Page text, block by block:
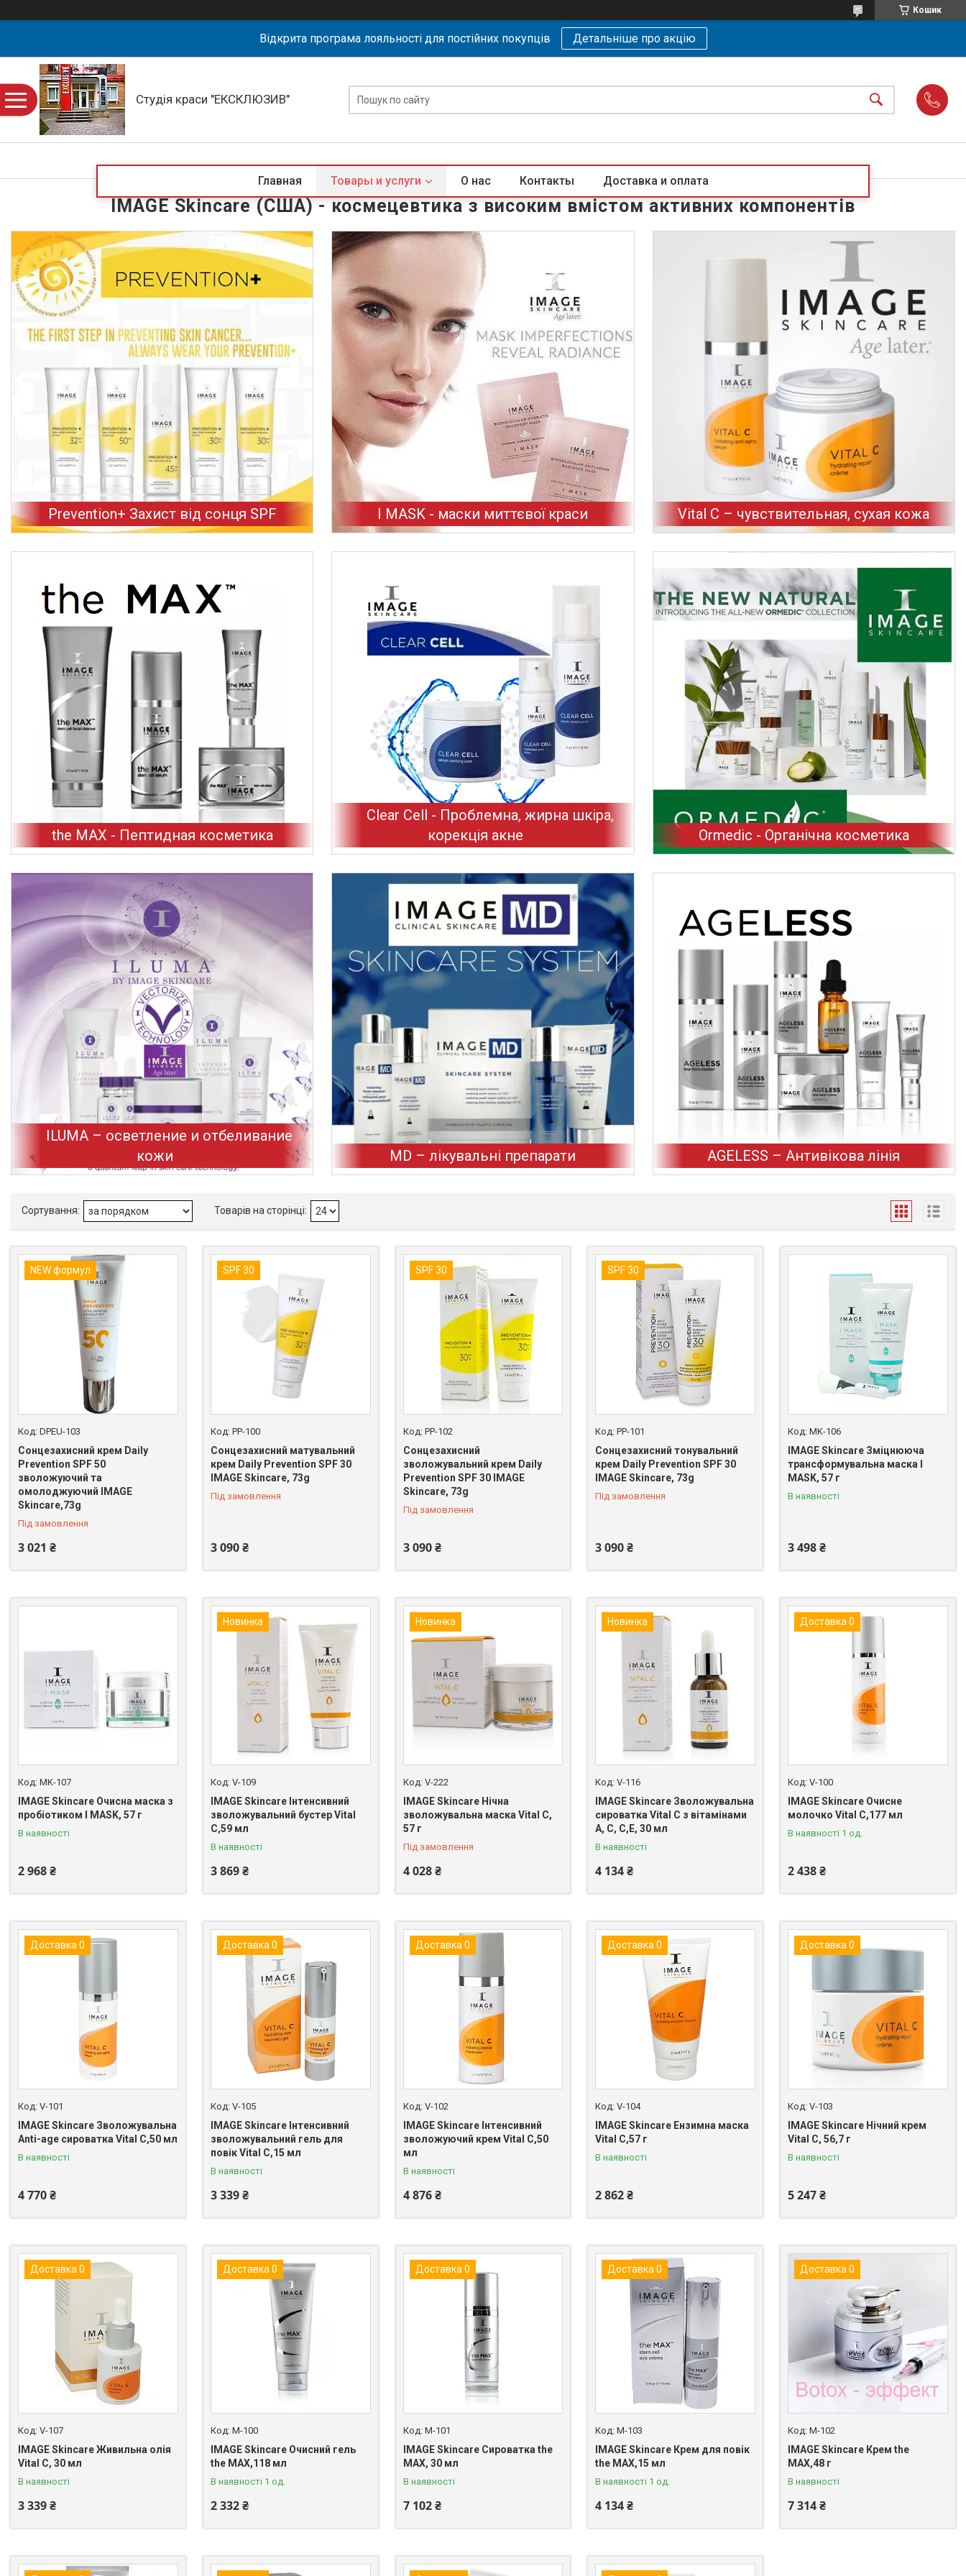
Кошик
Відкрита програма лояльності для постійних покупців Детальніше про акцію
Студія краси "ЕКСКЛЮЗИВ"
Главная Товары и услуги О нас Контакты Доставка и оплата
IMAGE Skincare (США) - космецевтика з високим вмістом активних компонентів
Prevention+ Захист від сонця SPF I MASK - маски миттєвої краси Vital C – чувствительная, сухая кожа
the MAX - Пептидная косметика
Clear Cell - Проблемна, жирна шкіра,
корекція акне
Ormedic - Органічна косметика
ILUMA – осветление и отбеливание
кожи
MD – лікувальні препарати AGELESS – Антивікова лінія
NEW формул
DPEU-103
Сонцезахисний крем Daily
Prevention SPF 50
зволожуючий та
омолоджуючий IMAGE
Skincare,73g
Під замовлення
3 021 ₴
SPF 30
PP-100
Сонцезахисний матувальний
крем Daily Prevention SPF 30
IMAGE Skincare, 73g
Під замовлення
3 090 ₴
SPF 30
PP-102
Сонцезахисний
зволожувальний крем Daily
Prevention SPF 30 IMAGE
Skincare, 73g
Під замовлення
3 090 ₴
SPF 30
PP-101
Сонцезахисний тонувальний
крем Daily Prevention SPF 30
IMAGE Skincare, 73g
Під замовлення
3 090 ₴
MK-106
IMAGE Skincare Зміцнююча
трансформувальна маска I
MASK, 57 г
В наявності
3 498 ₴
MK-107
IMAGE Skincare Очисна маска з
пробіотиком I MASK, 57 г
В наявності
2 968 ₴
Новинка
V-109
IMAGE Skincare Інтенсивний
зволожувальний бустер Vital
C,59 мл
В наявності
3 869 ₴
Новинка
V-222
IMAGE Skincare Нічна
зволожувальна маска Vital C,
57 г
Під замовлення
4 028 ₴
Новинка
V-116
IMAGE Skincare Зволожувальна
сироватка Vital C з вітамінами
A, C, C,E, 30 мл
В наявності
4 134 ₴
Доставка 0
V-100
IMAGE Skincare Очисне
молочко Vital C,177 мл
В наявності 1 од.
2 438 ₴
Доставка 0
V-101
IMAGE Skincare Зволожувальна
Anti-age сироватка Vital C,50 мл
В наявності
4 770 ₴
Доставка 0
V-105
IMAGE Skincare Інтенсивний
зволожувальний гель для
повік Vital C,15 мл
В наявності
3 339 ₴
Доставка 0
V-102
IMAGE Skincare Інтенсивний
зволожуючий крем Vital C,50
мл
В наявності
4 876 ₴
Доставка 0
V-104
IMAGE Skincare Ензимна маска
Vital C,57 г
В наявності
2 862 ₴
Доставка 0
V-103
IMAGE Skincare Нічний крем
Vital C, 56,7 г
В наявності
5 247 ₴
Доставка 0
V-107
IMAGE Skincare Живильна олія
Vital C, 30 мл
В наявності
3 339 ₴
Доставка 0
M-100
IMAGE Skincare Очисний гель
the MAX,118 мл
В наявності 1 од.
2 332 ₴
Доставка 0
M-101
IMAGE Skincare Сироватка the
MAX, 30 мл
В наявності
7 102 ₴
Доставка 0
M-103
IMAGE Skincare Крем для повік
the MAX,15 мл
В наявності 1 од.
4 134 ₴
Доставка 0
M-102
IMAGE Skincare Крем the
MAX,48 г
В наявності
7 314 ₴